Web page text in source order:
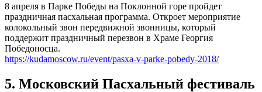
8 апреля в Парке Победы на Поклонной горе пройдет
праздничная пасхальная программа. Откроет мероприятие
колокольный звон передвижной звонницы, который
поддержит праздничный перезвон в Храме Георгия
Победоносца.
https://kudamoscow.ru/event/pasxa-v-parke-pobedy-2018/
5. Московский Пасхальный фестиваль